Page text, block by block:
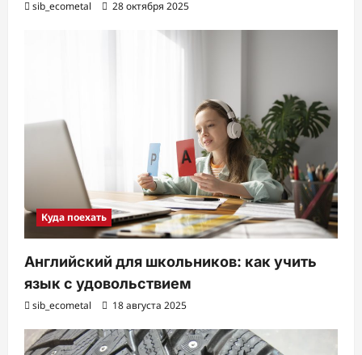
sib_ecometal 28 октября 2025
Куда поехать
Английский для школьников: как учить
язык с удовольствием
sib_ecometal 18 августа 2025